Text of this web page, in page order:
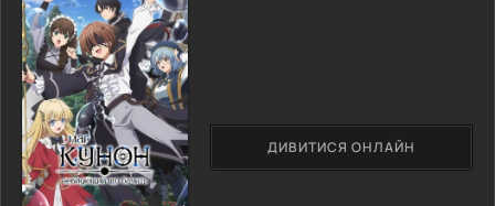
ДИВИТИСЯ ОНЛАЙН